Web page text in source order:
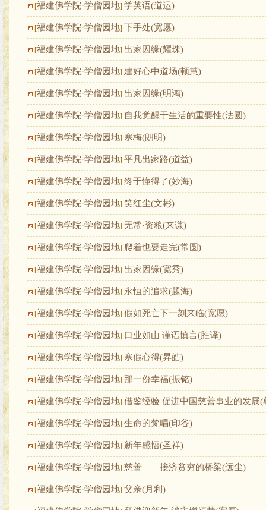
[福建佛学院·学僧园地] 学英语(道运)
[福建佛学院·学僧园地] 下手处(宽愿)
[福建佛学院·学僧园地] 出家因缘(耀珠)
[福建佛学院·学僧园地] 建好心中道场(顿慧)
[福建佛学院·学僧园地] 出家因缘(明鸿)
[福建佛学院·学僧园地] 自我觉醒于生活的重要性(法圆)
[福建佛学院·学僧园地] 寒梅(朗明)
[福建佛学院·学僧园地] 平凡出家路(道益)
[福建佛学院·学僧园地] 终于懂得了(妙海)
[福建佛学院·学僧园地] 笑红尘(文彬)
[福建佛学院·学僧园地] 无常·资粮(来谦)
[福建佛学院·学僧园地] 爬着也要走完(常圆)
[福建佛学院·学僧园地] 出家因缘(宽秀)
[福建佛学院·学僧园地] 永恒的追求(题海)
[福建佛学院·学僧园地] 假如死亡下一刻来临(宽愿)
[福建佛学院·学僧园地] 口业如山 谨语慎言(胜译)
[福建佛学院·学僧园地] 寒假心得(昇皓)
[福建佛学院·学僧园地] 那一份幸福(振铭)
[福建佛学院·学僧园地] 借鉴经验 促进中国慈善事业的发展(
[福建佛学院·学僧园地] 生命的梵唱(印谷)
[福建佛学院·学僧园地] 新年感悟(圣祥)
[福建佛学院·学僧园地] 慈善——接济贫穷的桥梁(远尘)
[福建佛学院·学僧园地] 父亲(月利)